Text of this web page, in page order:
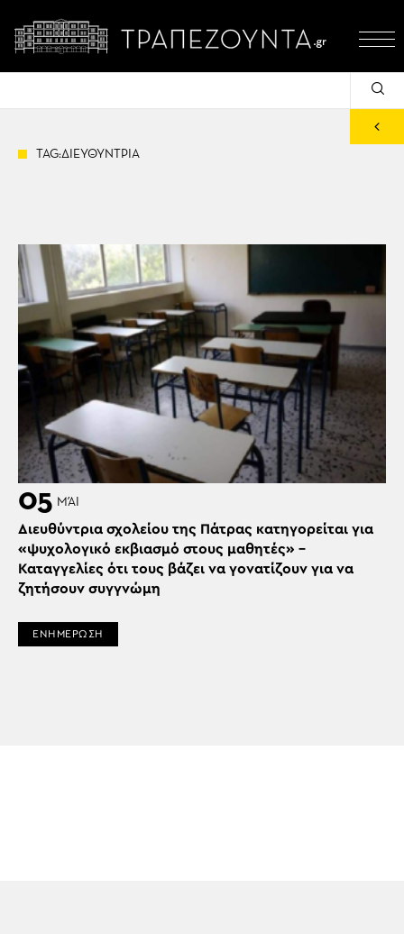
TAG:ΔΙΕΥΘΥΝΤΡΙΑ
05 ΜΆΙ
Διευθύντρια σχολείου της Πάτρας κατηγορείται για
«ψυχολογικό εκβιασμό στους μαθητές» –
Καταγγελίες ότι τους βάζει να γονατίζουν για να
ζητήσουν συγγνώμη
ΕΝΗΜΕΡΩΣΗ